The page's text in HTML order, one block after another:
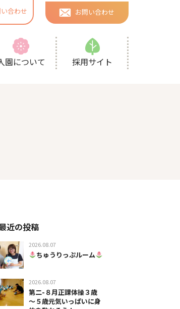
合わせ お問い合わせ
園について 採用サイト
近の投稿
2026.08.07
ちゅうりっぷルーム
2026.08.07
第二-８月正課体操３歳
～５歳元気いっぱいに身